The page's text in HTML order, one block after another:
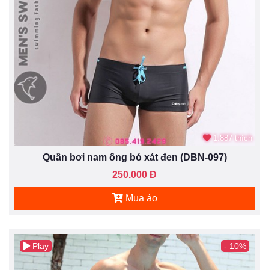
1.887 thích
Quần bơi nam ống bó xát đen (DBN-097)
250.000 Đ
Mua áo
- 10%
Play